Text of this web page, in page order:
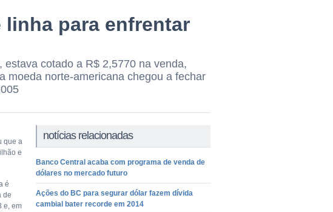
linha para enfrentar
cotado a R$ 2,5770 na venda,
moeda norte-americana chegou a fechar
notícias relacionadas
Banco Central acaba com programa de venda de
dólares no mercado futuro
Ações do BC para segurar dólar fazem dívida
cambial bater recorde em 2014
que a
e
é
de
e, em